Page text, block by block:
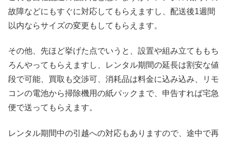
故障などにもすぐに対応してもらえますし、配送後1週間
以内ならサイズの変更もしてもらえます。
その他、先ほど挙げた点でいうと、設置や組み立てももち
ろんやってもらえますし、レンタル期間の延長は割安な値
段で可能、買取も交渉可、消耗品は料金に込み込み、リモ
コンの電池から掃除機用の紙パックまで、申告すれば宅急
便で送ってもらえます。
レンタル期間中の引越への対応もありますので、途中で再